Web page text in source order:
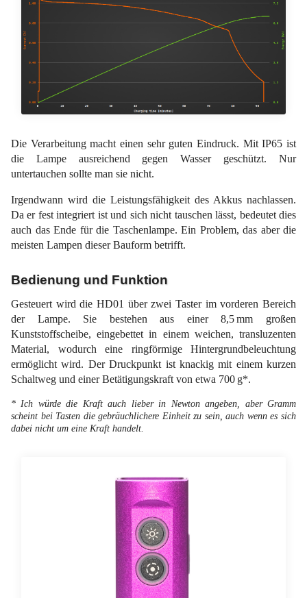
Die Verarbeitung macht einen sehr guten Eindruck. Mit IP65 ist
die Lampe ausreichend gegen Wasser geschützt. Nur
untertauchen sollte man sie nicht.
Irgendwann wird die Leistungsfähigkeit des Akkus nachlassen.
Da er fest integriert ist und sich nicht tauschen lässt, bedeutet dies
auch das Ende für die Taschenlampe. Ein Problem, das aber die
meisten Lampen dieser Bauform betrifft.
Bedienung und Funktion
Gesteuert wird die HD01 über zwei Taster im vorderen Bereich
der Lampe. Sie bestehen aus einer 8,5 mm großen
Kunststoffscheibe, eingebettet in einem weichen, transluzenten
Material, wodurch eine ringförmige Hintergrundbeleuchtung
ermöglicht wird. Der Druckpunkt ist knackig mit einem kurzen
Schaltweg und einer Betätigungskraft von etwa 700 g*.
* Ich würde die Kraft auch lieber in Newton angeben, aber Gramm
scheint bei Tasten die gebräuchlichere Einheit zu sein, auch wenn es sich
dabei nicht um eine Kraft handelt.